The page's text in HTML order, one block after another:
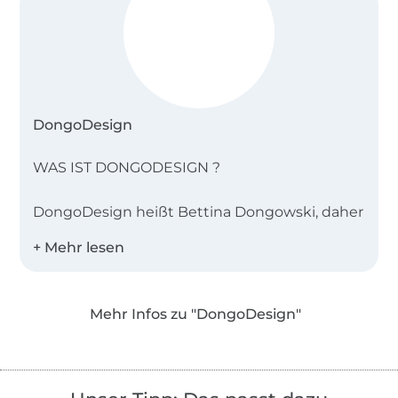
DongoDesign
WAS IST DONGODESIGN ?
DongoDesign heißt Bettina Dongowski, daher
als Designerin und Schnitttechnikerin
selbständig zu machen. Zuerst auf
Avantgardemessen mit einer kleinen Leder-
Mehr Infos zu "DongoDesign"